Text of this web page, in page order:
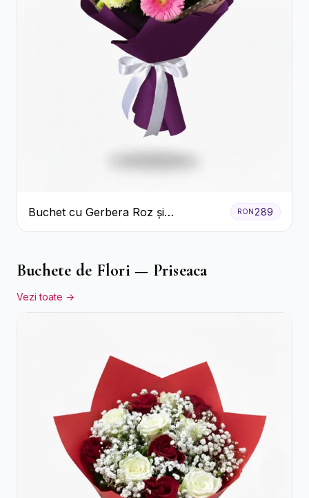
Buchet cu Gerbera Roz și
Crizanteme Verzi
RON 289
Buchete de Flori — Priseaca
Vezi toate →